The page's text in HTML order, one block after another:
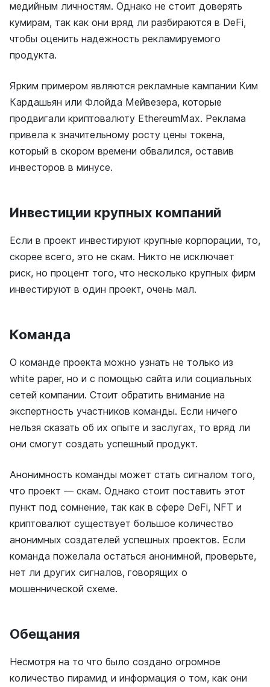
медийным личностям. Однако не стоит доверять
кумирам, так как они вряд ли разбираются в DeFi,
чтобы оценить надежность рекламируемого
продукта.
Ярким примером являются рекламные кампании Ким
Кардашьян или Флойда Мейвезера, которые
продвигали криптовалюту EthereumMax. Реклама
привела к значительному росту цены токена,
который в скором времени обвалился, оставив
инвесторов в минусе.
Инвестиции крупных компаний
Если в проект инвестируют крупные корпорации, то,
скорее всего, это не скам. Никто не исключает
риск, но процент того, что несколько крупных фирм
инвестируют в один проект, очень мал.
Команда
О команде проекта можно узнать не только из
white paper, но и с помощью сайта или социальных
сетей компании. Стоит обратить внимание на
экспертность участников команды. Если ничего
нельзя сказать об их опыте и заслугах, то вряд ли
они смогут создать успешный продукт.
Анонимность команды может стать сигналом того,
что проект — скам. Однако стоит поставить этот
пункт под сомнение, так как в сфере DeFi, NFT и
криптовалют существует большое количество
анонимных создателей успешных проектов. Если
команда пожелала остаться анонимной, проверьте,
нет ли других сигналов, говорящих о
мошеннической схеме.
Обещания
Несмотря на то что было создано огромное
количество пирамид и информация о том, как они